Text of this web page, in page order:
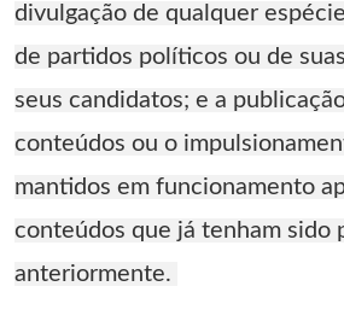
divulgação de qualquer
de partidos políticos ou de
seus candidatos; e a
conteúdos ou o
mantidos em funcionamento
conteúdos que já tenham sido
anteriormente.